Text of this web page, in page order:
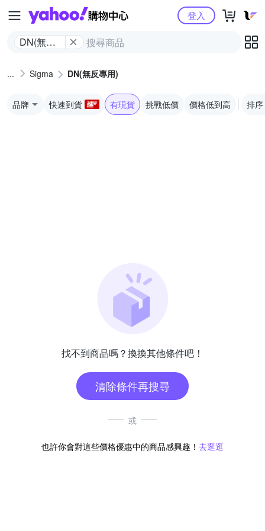
Yahoo購物中心
DN(無反
登入
Sigma DN(無反專用)
品牌 快速到貨 有現貨 挑戰低價 價格低到高 排序
找不到商品嗎？換換其他條件吧！
清除條件再搜尋
或
也許你會對這些價格優惠中的商品感興趣！ 去逛逛